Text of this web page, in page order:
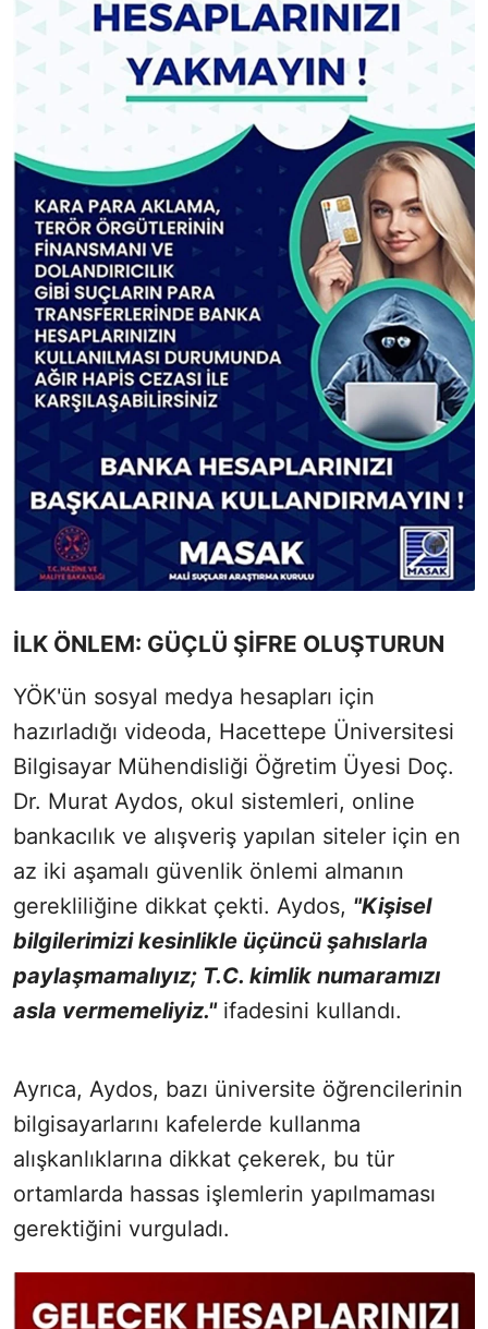
İLK ÖNLEM: GÜÇLÜ ŞİFRE OLUŞTURUN
YÖK'ün sosyal medya hesapları için
hazırladığı videoda, Hacettepe Üniversitesi
Bilgisayar Mühendisliği Öğretim Üyesi Doç.
Dr. Murat Aydos, okul sistemleri, online
bankacılık ve alışveriş yapılan siteler için en
az iki aşamalı güvenlik önlemi almanın
gerekliliğine dikkat çekti. Aydos, "Kişisel
bilgilerimizi kesinlikle üçüncü şahıslarla
paylaşmamalıyız; T.C. kimlik numaramızı
asla vermemeliyiz."ifadesini kullandı.
Ayrıca, Aydos, bazı üniversite öğrencilerinin
bilgisayarlarını kafelerde kullanma
alışkanlıklarına dikkat çekerek, bu tür
ortamlarda hassas işlemlerin yapılmaması
gerektiğini vurguladı.